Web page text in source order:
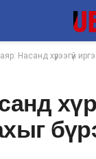
Насанд хүрээгүй